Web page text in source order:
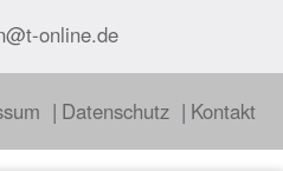
online.de
Datenschutz Kontakt